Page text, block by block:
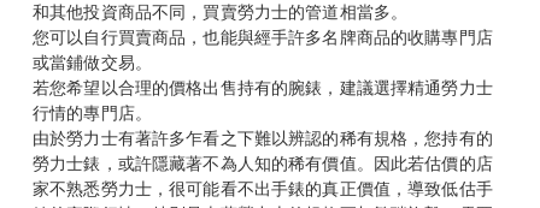
和其他投資商品不同，買賣勞力士的管道相當多。
您可以自行買賣商品，也能與經手許多名牌商品的收購專門店
或當鋪做交易。
若您希望以合理的價格出售持有的腕錶，建議選擇精通勞力士
行情的專門店。
由於勞力士有著許多乍看之下難以辨認的稀有規格，您持有的
勞力士錶，或許隱藏著不為人知的稀有價值。因此若估價的店
家不熟悉勞力士，很可能看不出手錶的真正價值，導致低估手